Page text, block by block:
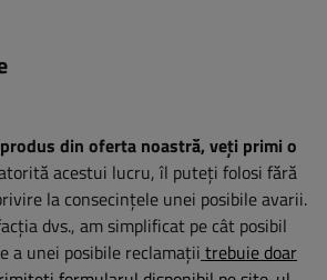
din oferta noastră, veți primi o
acestui lucru, îl puteți folosi fără
la consecințele unei posibile avarii.
dvs., am simplificat pe cât posibil
a unei posibile reclamații trebuie doar